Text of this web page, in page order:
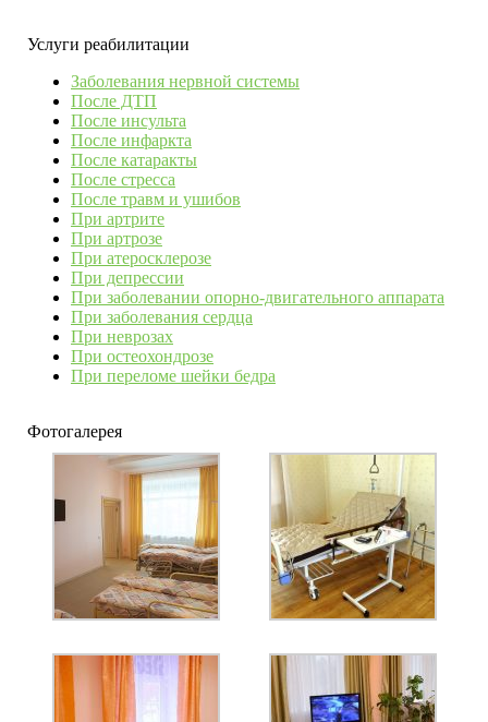
Услуги реабилитации
Заболевания нервной системы
После ДТП
После инсульта
После инфаркта
После катаракты
После стресса
После травм и ушибов
При артрите
При артрозе
При атеросклерозе
При депрессии
При заболевании опорно-двигательного аппарата
При заболевания сердца
При неврозах
При остеохондрозе
При переломе шейки бедра
Фотогалерея